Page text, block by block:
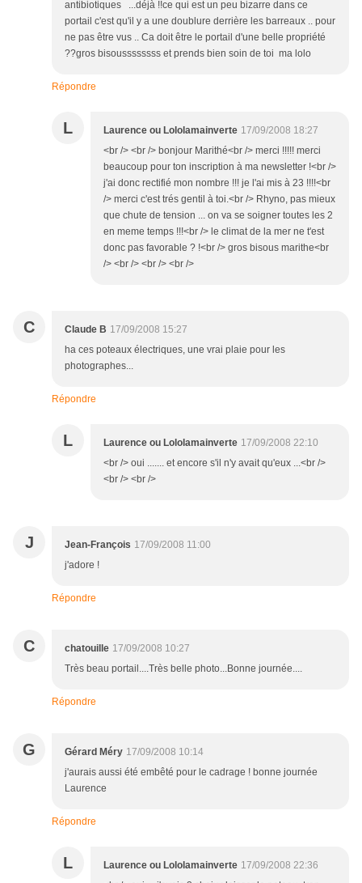
antibiotiques ...déjà !!ce qui est un peu bizarre dans ce
portail c'est qu'il y a une doublure derrière les barreaux .. pour
ne pas être vus .. Ca doit être le portail d'une belle propriété
??gros bisoussssssss et prends bien soin de toi ma lolo
Répondre
L Laurence ou Lololamainverte 17/09/2008 18:27
<br /> <br /> bonjour Marithé<br /> merci !!!!! merci
beaucoup pour ton inscription à ma newsletter !<br />
j'ai donc rectifié mon nombre !!! je l'ai mis à 23 !!!!<br
/> merci c'est trés gentil à toi.<br /> Rhyno, pas mieux
que chute de tension ... on va se soigner toutes les 2
en meme temps !!!<br /> le climat de la mer ne t'est
donc pas favorable ? !<br /> gros bisous marithe<br
/> <br /> <br /> <br />
C Claude B 17/09/2008 15:27
ha ces poteaux électriques, une vrai plaie pour les
photographes...
Répondre
L Laurence ou Lololamainverte 17/09/2008 22:10
<br /> oui ....... et encore s'il n'y avait qu'eux ...<br />
<br /> <br />
J Jean-François 17/09/2008 11:00
j'adore !
Répondre
C chatouille 17/09/2008 10:27
Très beau portail....Très belle photo...Bonne journée....
Répondre
G Gérard Méry 17/09/2008 10:14
j'aurais aussi été embêté pour le cadrage ! bonne journée
Laurence
Répondre
L Laurence ou Lololamainverte 17/09/2008 22:36